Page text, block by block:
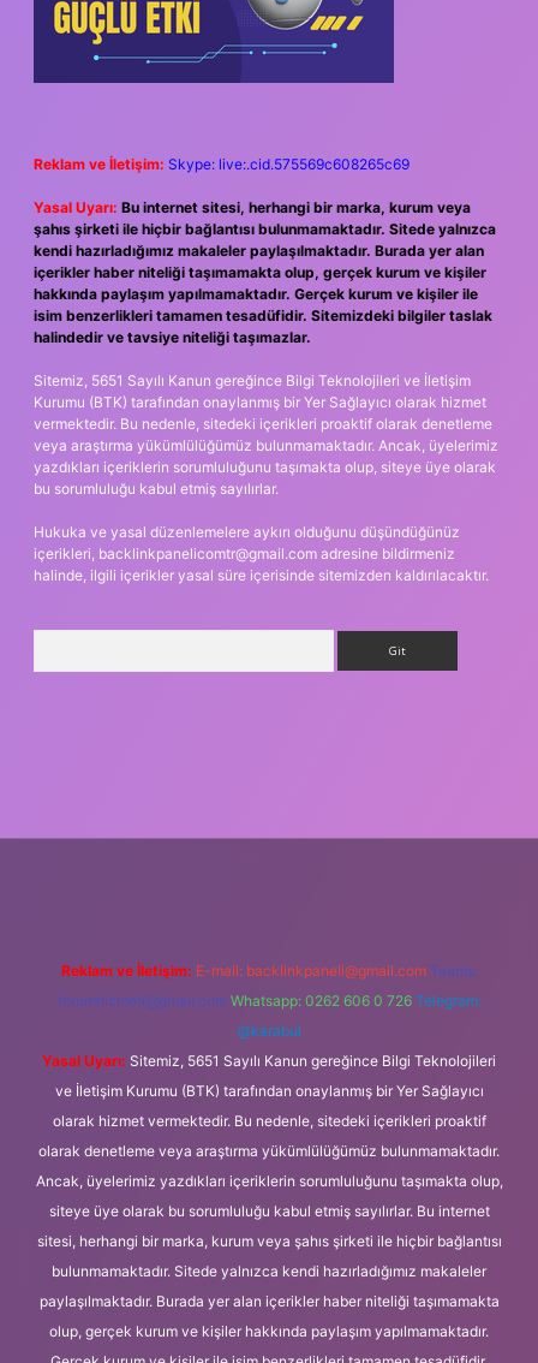
Reklam ve İletişim: Skype: live:.cid.575569c608265c69
Yasal Uyarı: Bu internet sitesi, herhangi bir marka, kurum veya
şahıs şirketi ile hiçbir bağlantısı bulunmamaktadır. Sitede yalnızca
kendi hazırladığımız makaleler paylaşılmaktadır. Burada yer alan
içerikler haber niteliği taşımamakta olup, gerçek kurum ve kişiler
hakkında paylaşım yapılmamaktadır. Gerçek kurum ve kişiler ile
isim benzerlikleri tamamen tesadüfidir. Sitemizdeki bilgiler taslak
halindedir ve tavsiye niteliği taşımazlar.
Sitemiz, 5651 Sayılı Kanun gereğince Bilgi Teknolojileri ve İletişim
Kurumu (BTK) tarafından onaylanmış bir Yer Sağlayıcı olarak hizmet
vermektedir. Bu nedenle, sitedeki içerikleri proaktif olarak denetleme
veya araştırma yükümlülüğümüz bulunmamaktadır. Ancak, üyelerimiz
yazdıkları içeriklerin sorumluluğunu taşımakta olup, siteye üye olarak
bu sorumluluğu kabul etmiş sayılırlar.
Hukuka ve yasal düzenlemelere aykırı olduğunu düşündüğünüz
içerikleri, backlinkpanelicomtr@gmail.com adresine bildirmeniz
halinde, ilgili içerikler yasal süre içerisinde sitemizden kaldırılacaktır.
Reklam ve İletişim: E-mail: backlinkpaneli@gmail.com Teams:
forumhizmeti@gmail.com Whatsapp: 0262 606 0 726 Telegram:
@karabul
Yasal Uyarı: Sitemiz, 5651 Sayılı Kanun gereğince Bilgi Teknolojileri
ve İletişim Kurumu (BTK) tarafından onaylanmış bir Yer Sağlayıcı
olarak hizmet vermektedir. Bu nedenle, sitedeki içerikleri proaktif
olarak denetleme veya araştırma yükümlülüğümüz bulunmamaktadır.
Ancak, üyelerimiz yazdıkları içeriklerin sorumluluğunu taşımakta olup,
siteye üye olarak bu sorumluluğu kabul etmiş sayılırlar. Bu internet
sitesi, herhangi bir marka, kurum veya şahıs şirketi ile hiçbir bağlantısı
bulunmamaktadır. Sitede yalnızca kendi hazırladığımız makaleler
paylaşılmaktadır. Burada yer alan içerikler haber niteliği taşımamakta
olup, gerçek kurum ve kişiler hakkında paylaşım yapılmamaktadır.